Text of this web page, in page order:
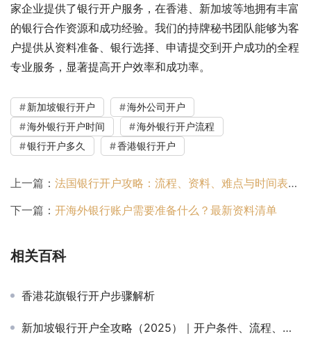
家企业提供了银行开户服务，在香港、新加坡等地拥有丰富
的银行合作资源和成功经验。我们的持牌秘书团队能够为客
户提供从资料准备、银行选择、申请提交到开户成功的全程
专业服务，显著提高开户效率和成功率。
新加坡银行开户
海外公司开户
海外银行开户时间
海外银行开户流程
银行开户多久
香港银行开户
上一篇： 法国银行开户攻略：流程、资料、难点与时间表一文盘点
下一篇： 开海外银行账户需要准备什么？最新资料清单
相关百科
香港花旗银行开户步骤解析
新加坡银行开户全攻略（2025）｜开户条件、流程、银行对比与常见问题详解